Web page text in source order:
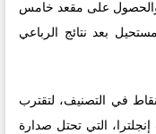
والحصول على مقعد خامس
بعد نتائج الرباعي
نقاط في التصنيف، لتقترب
التي تحتل صدارة